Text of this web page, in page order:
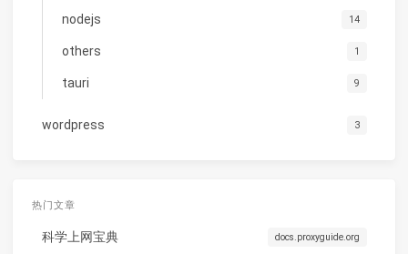
nodejs 14
others 1
tauri 9
wordpress 3
热门文章
科学上网宝典 docs.proxyguide.org